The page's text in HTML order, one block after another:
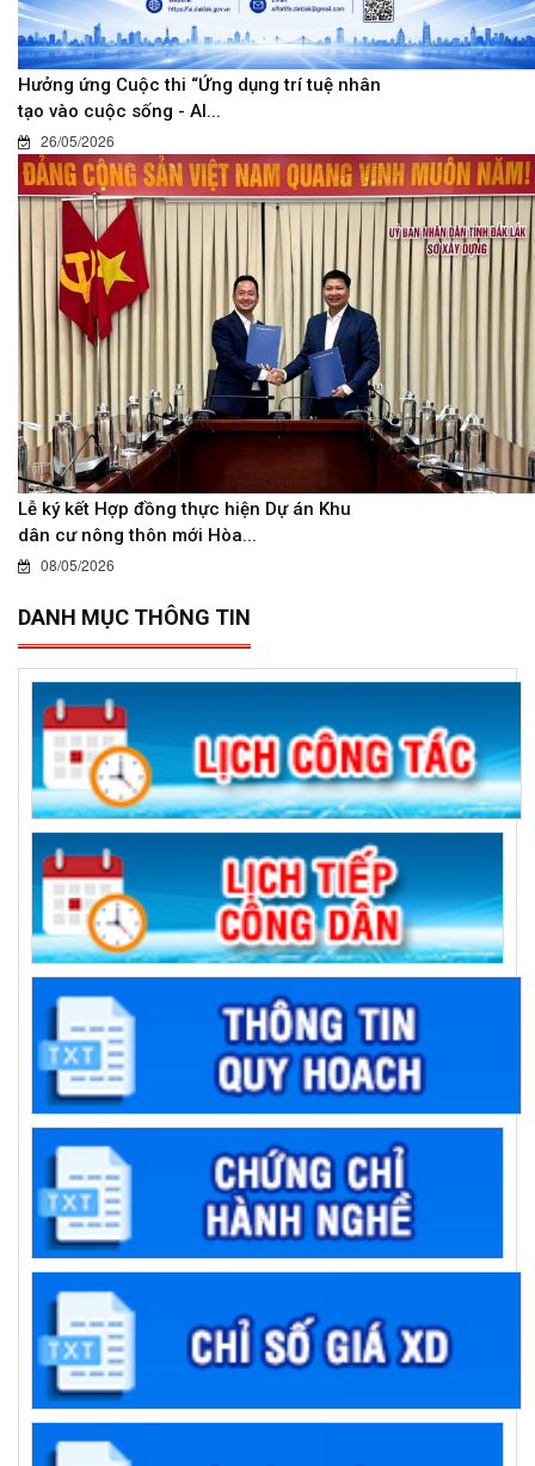
Hưởng ứng Cuộc thi “Ứng dụng trí tuệ nhân
tạo vào cuộc sống - AI...
26/05/2026
Lễ ký kết Hợp đồng thực hiện Dự án Khu
dân cư nông thôn mới Hòa...
08/05/2026
DANH MỤC THÔNG TIN